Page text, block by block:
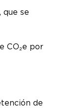
que se
CO₂e por
de